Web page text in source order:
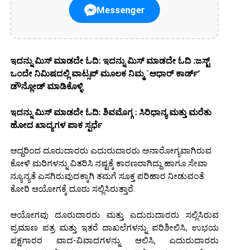
Messenger
ಇದನ್ನು ಮಿಸ್‌ ಮಾಡದೇ ಓದಿ: ಇದನ್ನು ಮಿಸ್‌ ಮಾಡದೇ ಓದಿ :ಜಸ್ಟ್
ಒಂದೇ ನಿಮಿಷದಲ್ಲಿ ವಾಟ್ಸಪ್ ಮೂಲಕ ನಿಮ್ಮ `ಆಧಾರ್ ಕಾರ್ಡ್’
ಡೌನ್ಲೋಡ್ ಮಾಡಿಕೊಳ್ಳಿ
ಇದನ್ನು ಮಿಸ್‌ ಮಾಡದೇ ಓದಿ: ಶಿವಮೊಗ್ಗ : ಸಿರಿಧಾನ್ಯ ಮತ್ತು ಮರೆತು
ಹೋದ ಖಾದ್ಯಗಳ ಪಾಕ ಸ್ಪರ್ಧೆ
ಆದ್ದರಿಂದ ದೂರುದಾರರು ಎದುರುದಾರರು ಅನಾರೋಗ್ಯವಾಗಿರುವ
ಕೋಳಿ ಮರಿಗಳನ್ನು ವಿತರಿಸಿ ನಷ್ಟಕ್ಕೆ ಕಾರಣರಾಗಿದ್ದು ಹಾಗೂ ಸೇವಾ
ನ್ಯೂನ್ಯತೆ ಎಸಗಿರುವುದಕ್ಕಾಗಿ ತಮಗೆ ಸೂಕ್ತ ಪರಿಹಾರ ನೀಡುವಂತೆ
ಕೋರಿ ಆಯೋಗಕ್ಕೆ ದೂರು ಸಲ್ಲಿಸಿರುತ್ತಾರೆ.
ಆಯೋಗವು ದೂರುದಾರರು ಮತ್ತು ಎದುರುದಾರರು ಸಲ್ಲಿಸಿರುವ
ಪ್ರಮಾಣ ಪತ್ರ ಮತ್ತು ಇತರೆ ದಾಖಲೆಗಳನ್ನು ಪರಿಶೀಲಿಸಿ, ಉಭಯ
ಪಕ್ಷಗಾರರ ವಾದ-ವಿವಾದಗಳನ್ನು ಆಲಿಸಿ, ಎದುರುದಾರರು